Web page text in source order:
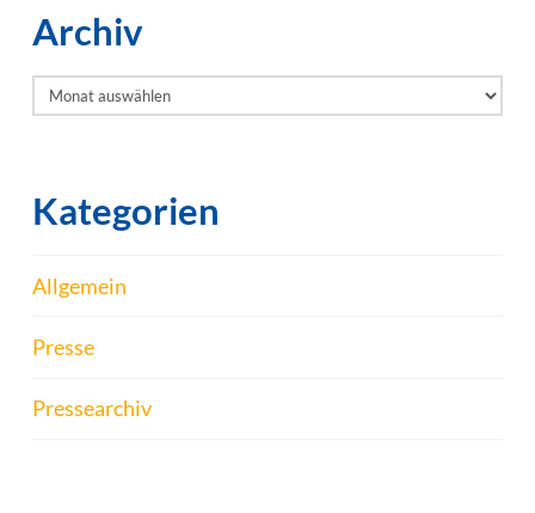
Archiv
Archiv
Kategorien
Allgemein
Presse
Pressearchiv